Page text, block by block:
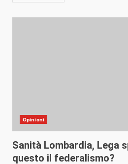
Opinioni
Sanità Lombardia, Lega
questo il federalismo?